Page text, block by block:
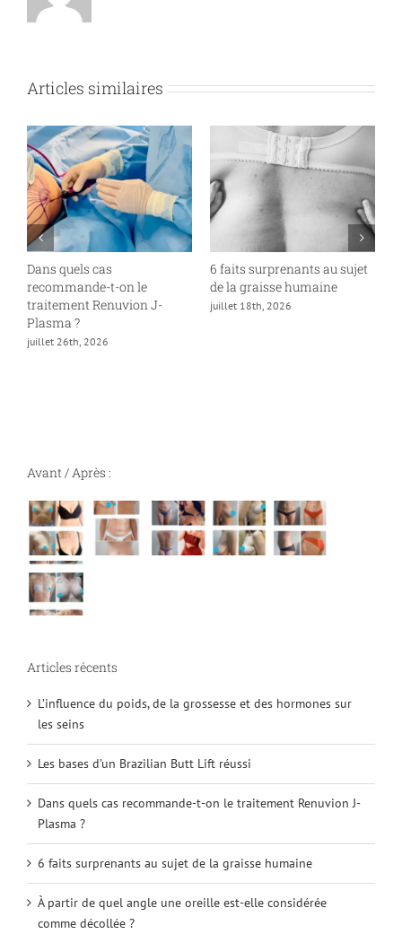
Articles similaires
Dans quels cas
recommande-t-on le
traitement Renuvion J-
Plasma ?
juillet 26th, 2026
6 faits surprenants au sujet
de la graisse humaine
juillet 18th, 2026
Avant / Après :
Articles récents
L’influence du poids, de la grossesse et des hormones sur
les seins
Les bases d’un Brazilian Butt Lift réussi
Dans quels cas recommande-t-on le traitement Renuvion J-
Plasma ?
6 faits surprenants au sujet de la graisse humaine
À partir de quel angle une oreille est-elle considérée
comme décollée ?